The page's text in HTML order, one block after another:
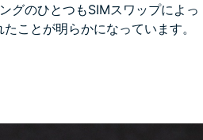
グのひとつもSIMスワップによっ
ことが明らかになっています。